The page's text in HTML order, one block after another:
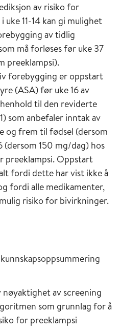
av risiko for
11-14 kan gi mulighet
av tidlig
må forløses før uke 37
preeklampsi).
forebygging er oppstart
(ASA) før uke 16 av
til den reviderte
som anbefaler inntak av
og frem til fødsel (dersom
150 mg/dag) hos
preeklampsi. Oppstart
fordi dette har vist ikke å
fordi alle medikamenter,
risiko for bivirkninger.
av screening
som grunnlag for å
for preeklampsi